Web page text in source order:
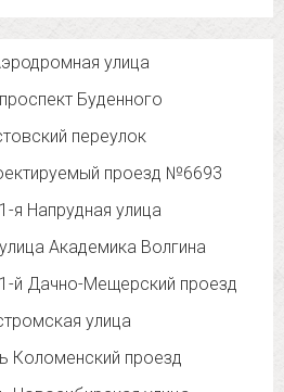
улица
Буденного
переулок
проезд №6693
я Напрудная улица
Академика Волгина
й Дачно-Мещерский проезд
улица
Коломенский проезд